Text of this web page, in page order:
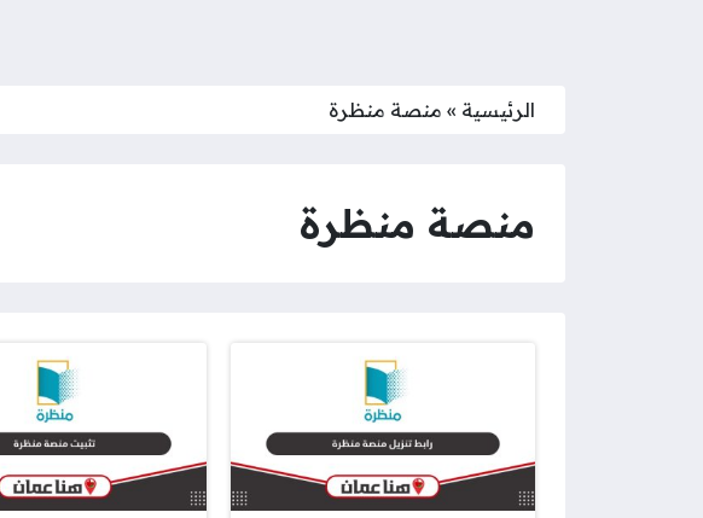
الرئيسية » منصة منظرة
منصة منظرة